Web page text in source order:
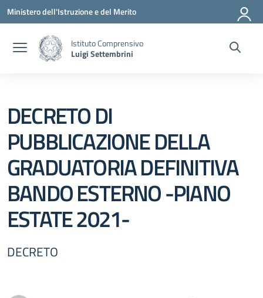
Vai ai contenuti
Vai al menu di navigazione
Vai al footer
Ministero dell'Istruzione e del Merito
Istituto Comprensivo
Luigi Settembrini
DECRETO DI
PUBBLICAZIONE DELLA
GRADUATORIA DEFINITIVA
BANDO ESTERNO -PIANO
ESTATE 2021-
DECRETO